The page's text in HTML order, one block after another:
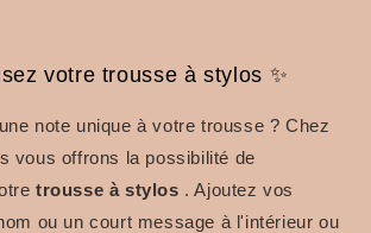
votre trousse à stylos ✨
note unique à votre trousse ? Chez
vous offrons la possibilité de
trousse à stylos . Ajoutez vos
ou un court message à l'intérieur ou